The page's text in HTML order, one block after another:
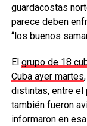
guardacostas
parece deben
“los buenos
El grupo de 18
Cuba ayer martes
distintas, entre el
también fueron
informaron en